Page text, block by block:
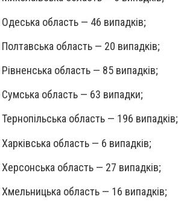
Одеська область — 46 випадків;
Полтавська область — 20 випадків;
Рівненська область — 85 випадків;
Сумська область — 63 випадки;
Тернопільська область — 196 випадків;
Харківська область — 6 випадків;
Херсонська область — 27 випадків;
Хмельницька область — 16 випадків;